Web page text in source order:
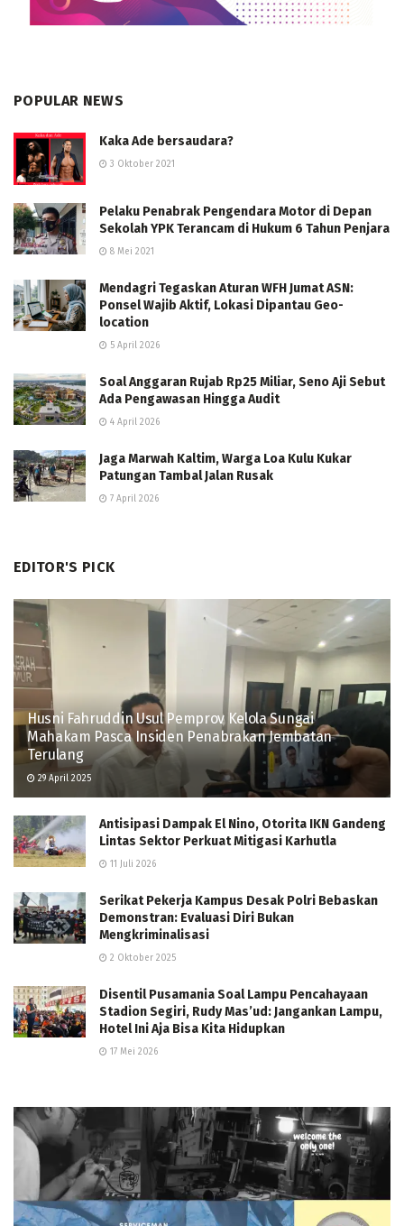
POPULAR NEWS
Kaka Ade bersaudara?
3 Oktober 2021
Pelaku Penabrak Pengendara Motor di Depan
Sekolah YPK Terancam di Hukum 6 Tahun Penjara
8 Mei 2021
Mendagri Tegaskan Aturan WFH Jumat ASN:
Ponsel Wajib Aktif, Lokasi Dipantau Geo-
location
5 April 2026
Soal Anggaran Rujab Rp25 Miliar, Seno Aji Sebut
Ada Pengawasan Hingga Audit
4 April 2026
Jaga Marwah Kaltim, Warga Loa Kulu Kukar
Patungan Tambal Jalan Rusak
7 April 2026
EDITOR'S PICK
Husni Fahruddin Usul Pemprov Kelola Sungai
Mahakam Pasca Insiden Penabrakan Jembatan
Terulang
29 April 2025
Antisipasi Dampak El Nino, Otorita IKN Gandeng
Lintas Sektor Perkuat Mitigasi Karhutla
11 Juli 2026
Serikat Pekerja Kampus Desak Polri Bebaskan
Demonstran: Evaluasi Diri Bukan
Mengkriminalisasi
2 Oktober 2025
Disentil Pusamania Soal Lampu Pencahayaan
Stadion Segiri, Rudy Mas’ud: Jangankan Lampu,
Hotel Ini Aja Bisa Kita Hidupkan
17 Mei 2026